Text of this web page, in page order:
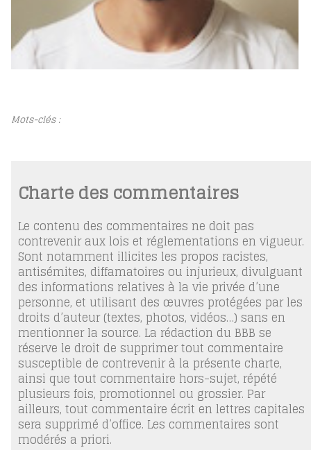
Mots-clés :
Charte des commentaires
Le contenu des commentaires ne doit pas
contrevenir aux lois et réglementations en vigueur.
Sont notamment illicites les propos racistes,
antisémites, diffamatoires ou injurieux, divulguant
des informations relatives à la vie privée d’une
personne, et utilisant des œuvres protégées par les
droits d’auteur (textes, photos, vidéos…) sans en
mentionner la source. La rédaction du BBB se
réserve le droit de supprimer tout commentaire
susceptible de contrevenir à la présente charte,
ainsi que tout commentaire hors-sujet, répété
plusieurs fois, promotionnel ou grossier. Par
ailleurs, tout commentaire écrit en lettres capitales
sera supprimé d’office. Les commentaires sont
modérés a priori.